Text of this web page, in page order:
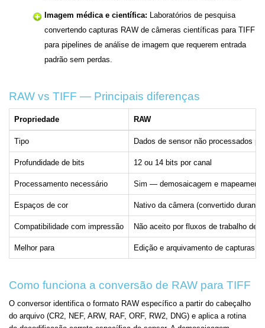
Imagem médica e científica: Laboratórios de pesquisa
convertendo capturas RAW de câmeras científicas para TIFF
para pipelines de análise de imagem que requerem entrada
padrão sem perdas.
RAW vs TIFF — Principais diferenças
Propriedade RAW
Tipo Dados de sensor não processados
Profundidade de bits 12 ou 14 bits por canal
Processamento necessário Sim — demosaicagem e
Espaços de cor Nativo da câmera (convertido
Compatibilidade com impressão Não aceito por fluxos de trabalho de
Melhor para Edição e arquivamento de capturas
Como funciona a conversão de RAW para TIFF
O conversor identifica o formato RAW específico a partir do cabeçalho
do arquivo (CR2, NEF, ARW, RAF, ORF, RW2, DNG) e aplica a rotina